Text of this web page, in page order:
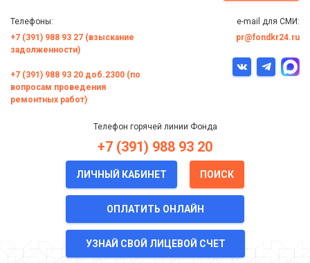
Телефоны:
+7 (391) 988 93 27 (взыскание
задолженности)
+7 (391) 988 93 20 доб.2300 (по
вопросам проведения
ремонтных работ)
e-mail для СМИ:
pr@fondkr24.ru
Телефон горячей линии Фонда
+7 (391) 988 93 20
ЛИЧНЫЙ КАБИНЕТ ПОИСК
ОПЛАТИТЬ ОНЛАЙН
УЗНАЙ СВОЙ ЛИЦЕВОЙ СЧЕТ